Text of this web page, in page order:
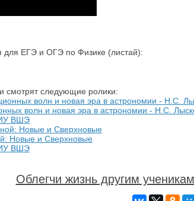
ЕГЭ и ОГЭ по Физике (листай):
смотрят следующие ролики:
волн и новая эра в астрономии - Н.С.
ВШЭ
Новые и Сверхновые
ВШЭ
Облегчи жизнь другим